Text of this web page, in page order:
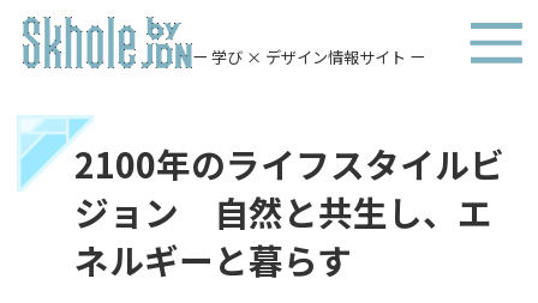
ー 学び × デザイン情報サイト ー
2100年のライフスタイルビ
ジョン 自然と共生し、エ
ネルギーと暮らす